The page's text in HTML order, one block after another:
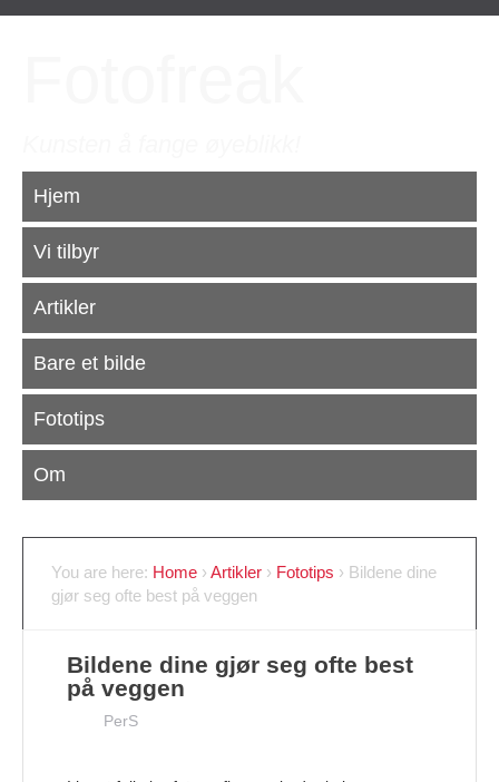
Hjem
Vi tilbyr
Artikler
Bare et bilde
Fototips
Om
You are here: Home › Artikler › Fototips › Bildene dine
gjør seg ofte best på veggen
Bildene dine gjør seg ofte best
på veggen
PerS